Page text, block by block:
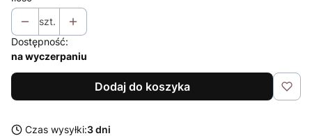
szt.
Dostępność:
na wyczerpaniu
Dodaj do koszyka
Czas wysyłki:3 dni